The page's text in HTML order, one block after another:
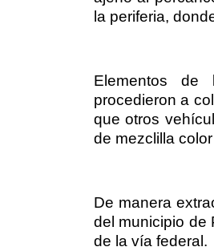
la periferia,
Elementos de
procedieron a
que otros
de mezclilla
De manera
del municipio de
de la vía federal.